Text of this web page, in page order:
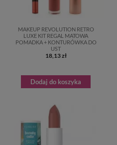
MAKEUP REVOLUTION RETRO
LUXE KIT REGAL MATOWA
POMADKA + KONTURÓWKA DO
UST
18,13 zł
Dodaj do koszyka